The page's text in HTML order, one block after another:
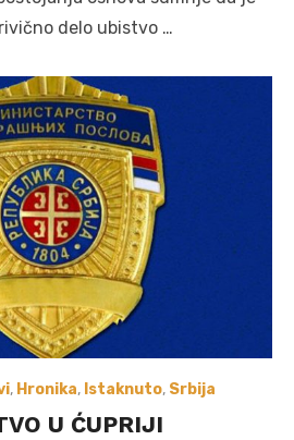
delo ubistvo …
, Hronika, Istaknuto, Srbija
U ĆUPRIJI